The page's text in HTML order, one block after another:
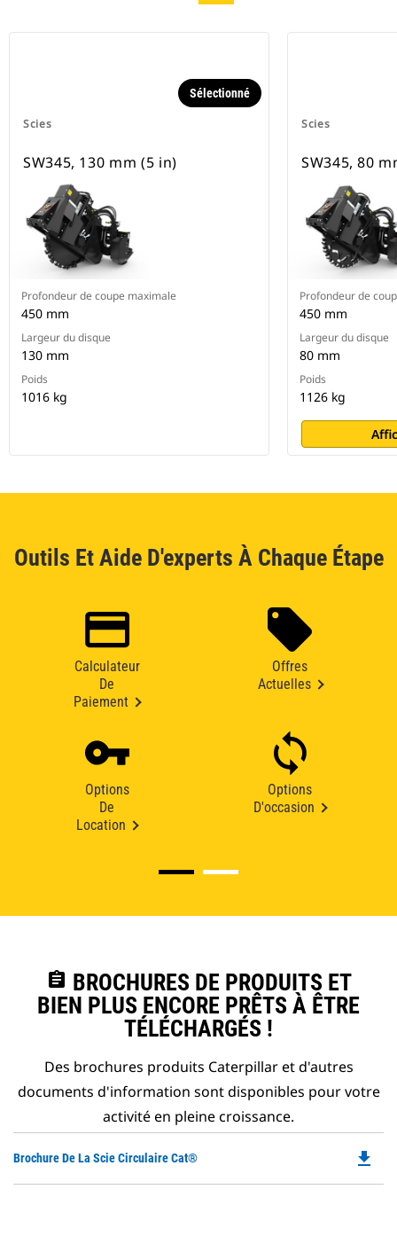
Scies
Sélectionné
SW345, 130 mm (5 in)
Profondeur de coupe maximale
450 mm
Largeur du disque
130 mm
Poids
1016 kg
Scies
SW345, 80
Profondeur de
450 mm
Largeur du disque
80 mm
Poids
1126 kg
Outils Et Aide D'experts À Chaque Étape
Calculateur
De
Paiement
Offres
Actuelles
Options
De
Location
Options
D'occasion
assignment BROCHURES DE PRODUITS ET
BIEN PLUS ENCORE PRÊTS À ÊTRE
TÉLÉCHARGÉS !
Des brochures produits Caterpillar et d'autres
documents d'information sont disponibles pour votre
activité en pleine croissance.
Brochure De La Scie Circulaire Cat® file_download